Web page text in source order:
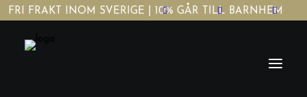
FRI FRAKT INOM SVERIGE | 10% GÅR TILL BARNHEM